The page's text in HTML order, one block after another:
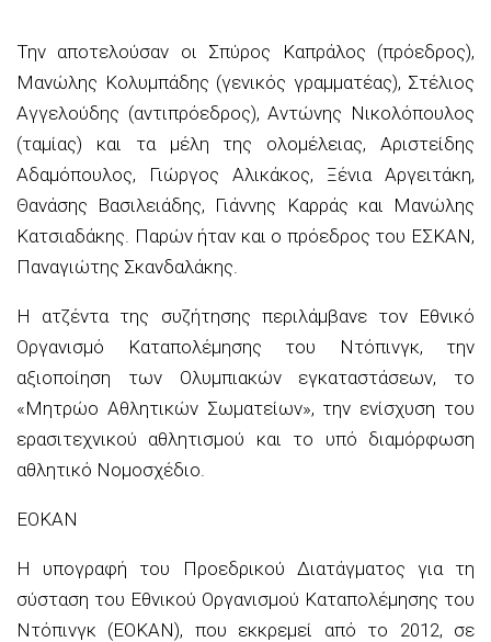
Την αποτελούσαν οι Σπύρος Καπράλος (πρόεδρος),
Μανώλης Κολυμπάδης (γενικός γραμματέας), Στέλιος
Αγγελούδης (αντιπρόεδρος), Αντώνης Νικολόπουλος
(ταμίας) και τα μέλη της ολομέλειας, Αριστείδης
Αδαμόπουλος, Γιώργος Αλικάκος, Ξένια Αργειτάκη,
Θανάσης Βασιλειάδης, Γιάννης Καρράς και Μανώλης
Κατσιαδάκης. Παρών ήταν και ο πρόεδρος του ΕΣΚΑΝ,
Παναγιώτης Σκανδαλάκης.
Η ατζέντα της συζήτησης περιλάμβανε τον Εθνικό
Οργανισμό Καταπολέμησης του Ντόπινγκ, την
αξιοποίηση των Ολυμπιακών εγκαταστάσεων, το
«Μητρώο Αθλητικών Σωματείων», την ενίσχυση του
ερασιτεχνικού αθλητισμού και το υπό διαμόρφωση
αθλητικό Νομοσχέδιο.
ΕΟΚΑΝ
Η υπογραφή του Προεδρικού Διατάγματος για τη
σύσταση του Εθνικού Οργανισμού Καταπολέμησης του
Ντόπινγκ (ΕΟΚΑΝ), που εκκρεμεί από το 2012, σε